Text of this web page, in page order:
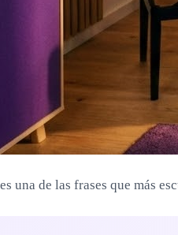
una de las frases que más